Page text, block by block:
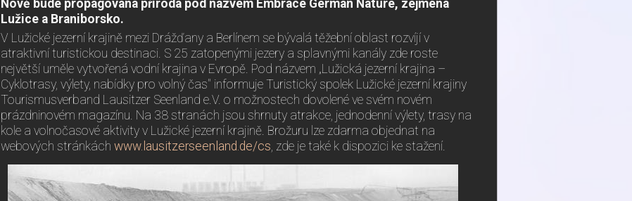
Nově bude propagována příroda pod názvem Embrace German Nature, zejména
Lužice a Braniborsko.
V Lužické jezerní krajině mezi Drážďany a Berlínem se bývalá těžební oblast rozvíjí v
atraktivní turistickou destinaci. S 25 zatopenými jezery a splavnými kanály zde roste
největší uměle vytvořená vodní krajina v Evropě. Pod názvem „Lužická jezerní krajina –
Cyklotrasy, výlety, nabídky pro volný čas" informuje Turistický spolek Lužické jezerní krajiny
Tourismusverband Lausitzer Seenland e.V. o možnostech dovolené ve svém novém
prázdninovém magazínu. Na 38 stranách jsou shrnuty atrakce, jednodenní výlety, trasy na
kole a volnočasové aktivity v Lužické jezerní krajině. Brožuru lze zdarma objednat na
webových stránkách www.lausitzerseenland.de/cs, zde je také k dispozici ke stažení.